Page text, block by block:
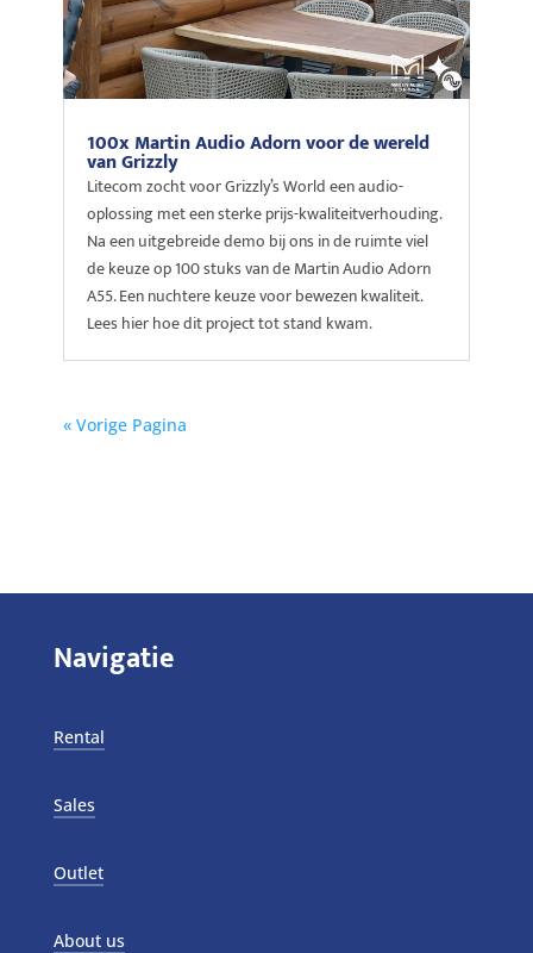
100x Martin Audio Adorn voor de wereld
van Grizzly
Litecom zocht voor Grizzly’s World een audio-
oplossing met een sterke prijs-kwaliteitverhouding.
Na een uitgebreide demo bij ons in de ruimte viel
de keuze op 100 stuks van de Martin Audio Adorn
A55. Een nuchtere keuze voor bewezen kwaliteit.
Lees hier hoe dit project tot stand kwam.
« Vorige Pagina
Navigatie
Rental
Sales
Outlet
About us